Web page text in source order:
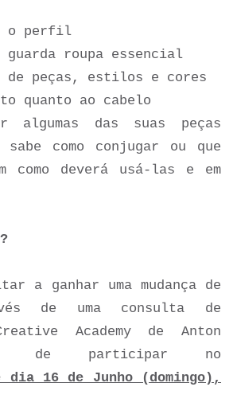
o perfil
roupa essencial
de peças, estilos e cores
quanto ao cabelo
algumas das suas peças
sabe como conjugar ou que
como deverá usá-las e em
a ganhar uma mudança de
de uma consulta de
Academy de Anton
de participar no
dia 16 de Junho (domingo),